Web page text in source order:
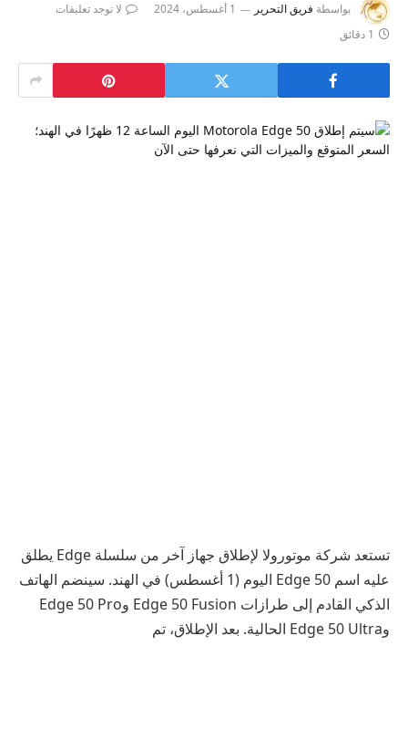
بواسطة فريق التحرير 1 أغسطس، 2024
لا توجد تعليقات
1 دقائق
تستعد شركة موتورولا لإطلاق جهاز آخر من سلسلة Edge يطلق
عليه اسم Edge 50 اليوم (1 أغسطس) في الهند. سينضم الهاتف
الذكي القادم إلى طرازات Edge 50 Fusion وEdge 50 Pro
وEdge 50 Ultra الحالية. بعد الإطلاق، تم